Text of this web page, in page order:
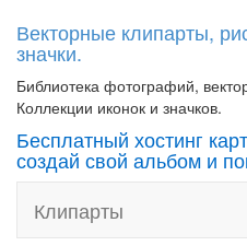
Векторные клипарты,
значки.
Библиотека фотографий,
Коллекции иконок и значков.
Бесплатный хостинг
создай свой альбом и
Клипарты